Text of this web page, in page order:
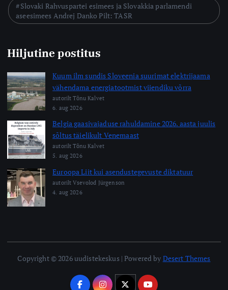
Slovaki Rahvuspartei esimees ja Slovakkia parlamendi
aseesimees Andrej Danko Pilt: TASR
Hiljutine postitus
Kuum ilm sundis Sloveenia suurimat elektrijaama
vähendama energiatootmist viiendiku võrra
autorilt Tõnu Kalvet
6. aug 2026
Belgia gaasivajaduse rahuldamine 2026. aasta juulis
sõltus täielikult Venemaast
autorilt Tõnu Kalvet
5. aug 2026
Euroopa Liit kui asendustegevuste diktatuur
autorilt Vsevolod Jürgenson
4. aug 2026
Copyright © 2026 uudistekeskus | Powered by Desert Themes